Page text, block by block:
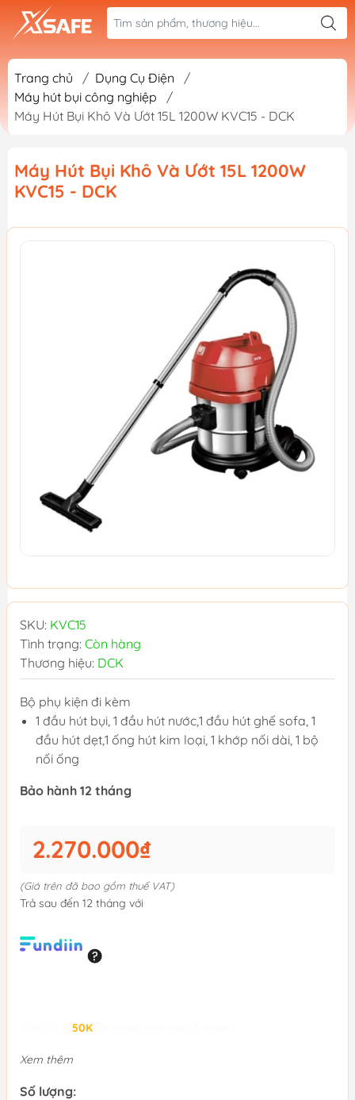
Trang chủ / Dụng Cụ Điện
/
Máy hút bụi công nghiệp
/
Máy Hút Bụi Khô Và Ướt 15L 1200W KVC15 - DCK
Máy Hút Bụi Khô Và Ướt 15L 1200W
KVC15 - DCK
SKU: KVC15
Tình trạng: Còn hàng
Thương hiệu: DCK
Bộ phụ kiện đi kèm
1 đầu hút bụi, 1 đầu hút nước,1 đầu hút ghế sofa, 1
đầu hút dẹt,1 ống hút kim loại, 1 khớp nối dài, 1 bộ
nối ống
Bảo hành 12 tháng
2.270.000₫
(Giá trên đã bao gồm thuế VAT)
Trả sau đến 12 tháng với
50K
Xem thêm
Số lượng: